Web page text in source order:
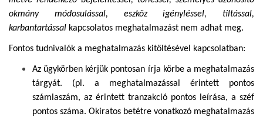
okmány módosulással, eszköz igényléssel, tiltással,
karbantartással kapcsolatos meghatalmazást nem adhat meg.
Fontos tudnivalók a meghatalmazás kitöltésével kapcsolatban:
Az ügykörben kérjük pontosan írja körbe a meghatalmazás
tárgyát. (pl. a meghatalmazással érintett pontos
számlaszám, az érintett tranzakció pontos leírása, a széf
pontos száma. Okiratos betétre vonatkozó meghatalmazás